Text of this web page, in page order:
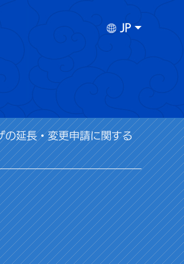
JP
延長・変更申請に関する